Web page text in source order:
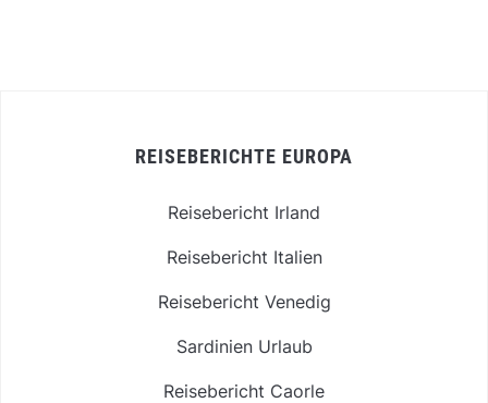
REISEBERICHTE EUROPA
Reisebericht Irland
Reisebericht Italien
Reisebericht Venedig
Sardinien Urlaub
Reisebericht Caorle